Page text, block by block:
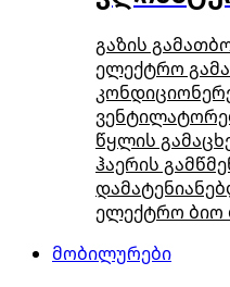
გაზის
ელექტრო
წყლის
ჰაერის
ელექტრო ბიო
მობილურები